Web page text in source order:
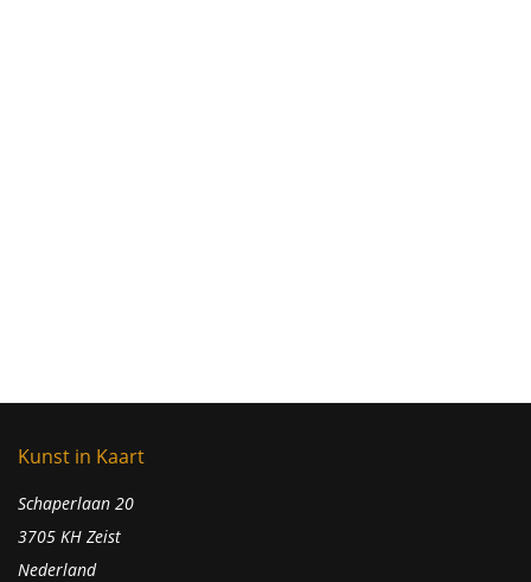
Kunst in Kaart
Schaperlaan 20
3705 KH Zeist
Nederland